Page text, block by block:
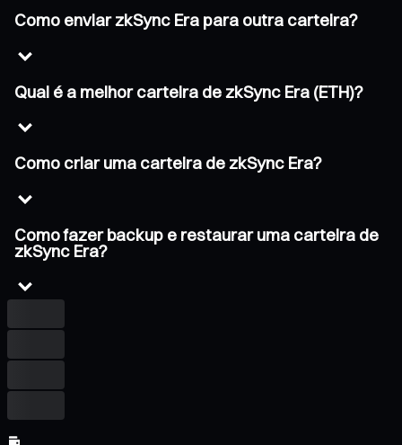
Como enviar zkSync Era para outra carteira?
Qual é a melhor carteira de zkSync Era (ETH)?
Como criar uma carteira de zkSync Era?
Como fazer backup e restaurar uma carteira de
zkSync Era?